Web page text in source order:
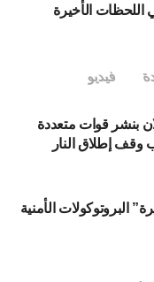
اللحظات الأخيرة
فيديو
بنشر قوات متعددة
وقف إطلاق النار
البروتوكولات الأمنية